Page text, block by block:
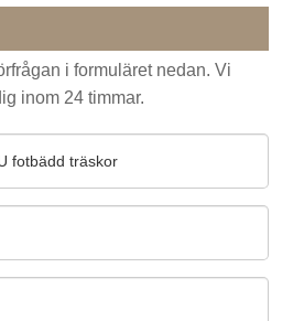
i formuläret nedan. Vi
inom 24 timmar.